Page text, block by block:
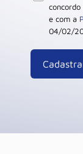
concordo
e com a
04/02/